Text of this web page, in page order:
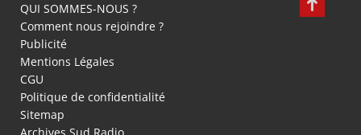
QUI SOMMES-NOUS ?
Comment nous rejoindre ?
Publicité
Mentions Légales
CGU
Politique de confidentialité
Sitemap